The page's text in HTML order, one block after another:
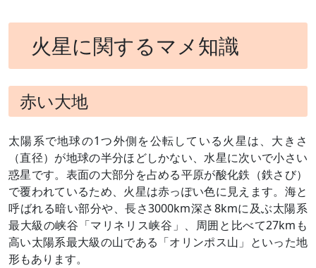
火星に関するマメ知識
赤い大地
太陽系で地球の1つ外側を公転している火星は、大きさ
（直径）が地球の半分ほどしかない、水星に次いで小さい
惑星です。表面の大部分を占める平原が酸化鉄（鉄さび）
で覆われているため、火星は赤っぽい色に見えます。海と
呼ばれる暗い部分や、長さ3000km深さ8kmに及ぶ太陽系
最大級の峡谷「マリネリス峡谷」、周囲と比べて27kmも
高い太陽系最大級の山である「オリンポス山」といった地
形もあります。